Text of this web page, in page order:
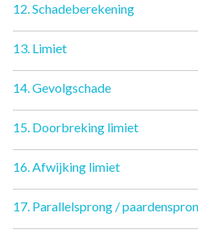
12. Schadeberekening
13. Limiet
14. Gevolgschade
15. Doorbreking limiet
16. Afwijking limiet
17. Parallelsprong /